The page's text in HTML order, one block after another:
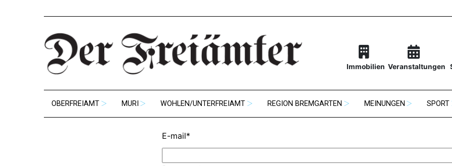
Immobilien Veranstaltungen
OBERFREIAMT MURI WOHLEN/UNTERFREIAMT REGION BREMGARTEN MEINUNGEN SPORT
E-mail*